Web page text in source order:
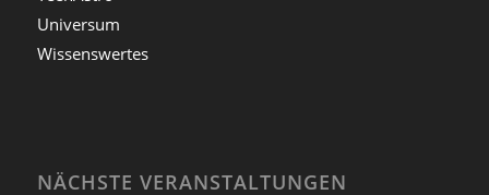
Universum
Wissenswertes
NÄCHSTE VERANSTALTUNGEN